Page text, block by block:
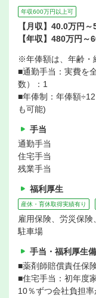
年収600万円以上可
【月収】40.0万円
【年収】480万円
※年俸額は、年齢・
■通勤手当：実費
数）：1
■年俸制：年俸額
も可能)
手当
通勤手当
住宅手当
残業手当
福利厚生
産休・育休取得実績有り
雇用保険、労災保
駐車場
手当・福利厚生
■薬剤師賠償責任保
■住宅手当：初年度
10％ずつ会社負担